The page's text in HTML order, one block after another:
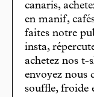
canaris,
en manif,
faites notre
insta,
achetez nos t-
envoyez nous
souffle, froide